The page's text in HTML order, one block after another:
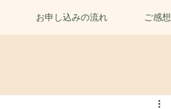
お申し込みの流れ ご感想